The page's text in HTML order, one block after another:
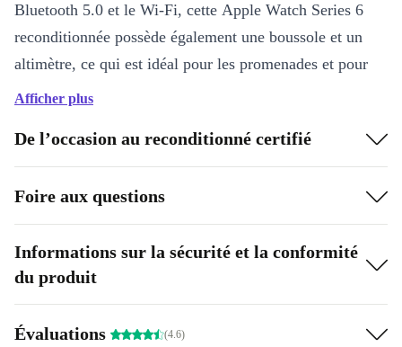
Bluetooth 5.0 et le Wi-Fi, cette Apple Watch Series 6
reconditionnée possède également une boussole et un
altimètre, ce qui est idéal pour les promenades et pour
s’orienter.
Bon pour votre santé
L’Apple Watch Series 6 refurbed possède de très
nombreuses caractéristiques qui vous aideront non
seulement à garder un œil sur votre état de santé, mais
aussi à l’améliorer. Avec l’app ECG améliorée, vous
pouvez suivre très précisément votre rythme cardiaque et
toujours écouter votre cœur lorsque vous faites du sport.
Avec un nouveau capteur et l’application qui correspond,
Afficher plus
De l’occasion au reconditionné certifié
Foire aux questions
Informations sur la sécurité et la conformité
du produit
Évaluations (4.6)